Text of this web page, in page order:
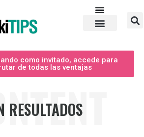
de herramientas
como invitado, accede para
de todas las ventajas
RESULTADOS